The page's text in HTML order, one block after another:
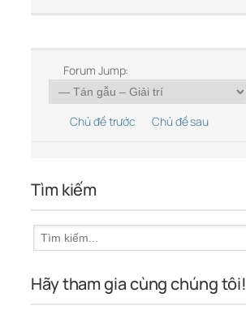
Forum Jump:
Chủ đề trước Chủ đề sau
Tìm kiếm
Hãy tham gia cùng chúng tôi!